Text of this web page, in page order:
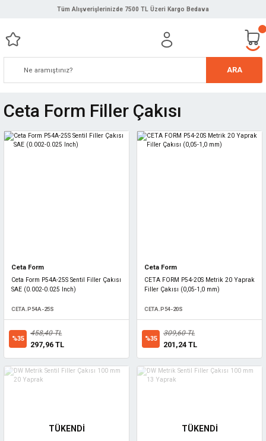
Tüm Alışverişlerinizde 7500 TL Üzeri Kargo Bedava
ARA
Ceta Form Filler Çakısı
Ceta Form
Ceta Form P54A-25S Sentil Filler Çakısı
SAE (0.002-0.025 Inch)
CETA.P54A-25S
%35
458,40 TL
297,96 TL
Ceta Form
CETA FORM P54-20S Metrik 20 Yaprak
Filler Çakısı (0,05-1,0 mm)
CETA.P54-20S
%35
309,60 TL
201,24 TL
TÜKENDİ TÜKENDİ